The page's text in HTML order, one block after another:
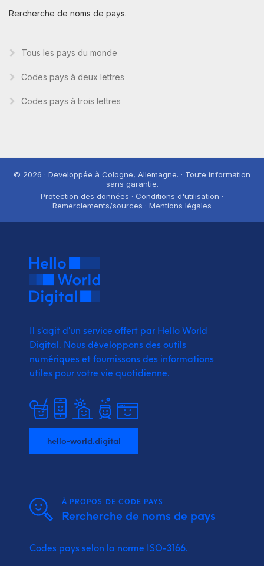
Rercherche de noms de pays.
Tous les pays du monde
Codes pays à deux lettres
Codes pays à trois lettres
© 2026 · Developpée à Cologne, Allemagne. · Toute information
sans garantie.
Protection des données · Conditions d'utilisation ·
Remerciements/sources · Mentions légales
Il s'agit d'un service offert par Hello World
Digital. Nous développons des outils
numériques et fournissons des informations
utiles pour votre vie quotidienne.
hello-world.digital
À PROPOS DE CODE PAYS
Rercherche de noms de pays
Codes pays selon la norme ISO-3166.